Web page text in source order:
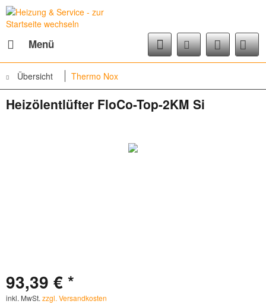
Menü
Übersicht Thermo Nox
Heizölentlüfter FloCo-Top-2KM Si
93,39 € *
inkl. MwSt. zzgl. Versandkosten